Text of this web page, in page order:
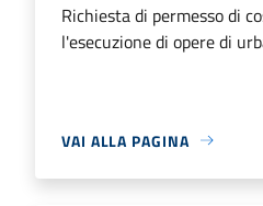
Richiesta di permesso di
l'esecuzione di opere di
VAI ALLA PAGINA